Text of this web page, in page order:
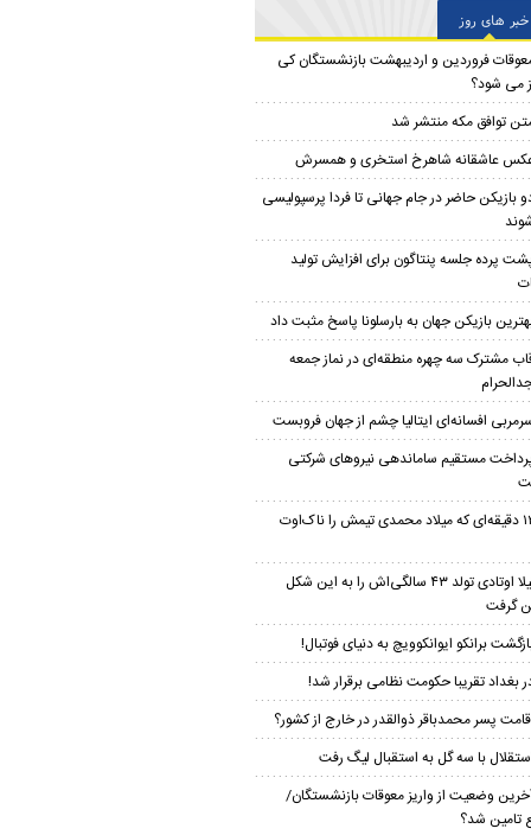
خبر های روز
فروردین و اردیبهشت بازنشستگان کی
می شود؟
توافق مکه منتشر شد
عاشقانه شاهرخ استخری و همسرش
بازیکن حاضر در جام جهانی تا فردا پرسپولیسی
پرده جلسه پنتاگون برای افزایش تولید
بازیکن جهان به بارسلونا پاسخ مثبت داد
مشترک سه چهره منطقه‌ای در نماز جمعه
افسانه‌ای ایتالیا چشم از جهان فروبست
مستقیم ساماندهی نیروهای شرکتی
۱۲ دقیقه‌ای که میلاد محمدی تیمش را ناک‌اوت
لیلا اوتادی تولد ۴۳ سالگی‌اش را به این شکل
گرفت
برانکو ایوانکوویچ به دنیای فوتبال!
بغداد تقریبا حکومت نظامی برقرار شد!
پسر محمدباقر ذوالقدر در خارج از کشور؟
با سه گل به استقبال لیگ رفت
وضعیت از واریز معوقات بازنشستگان/
تامین شد؟